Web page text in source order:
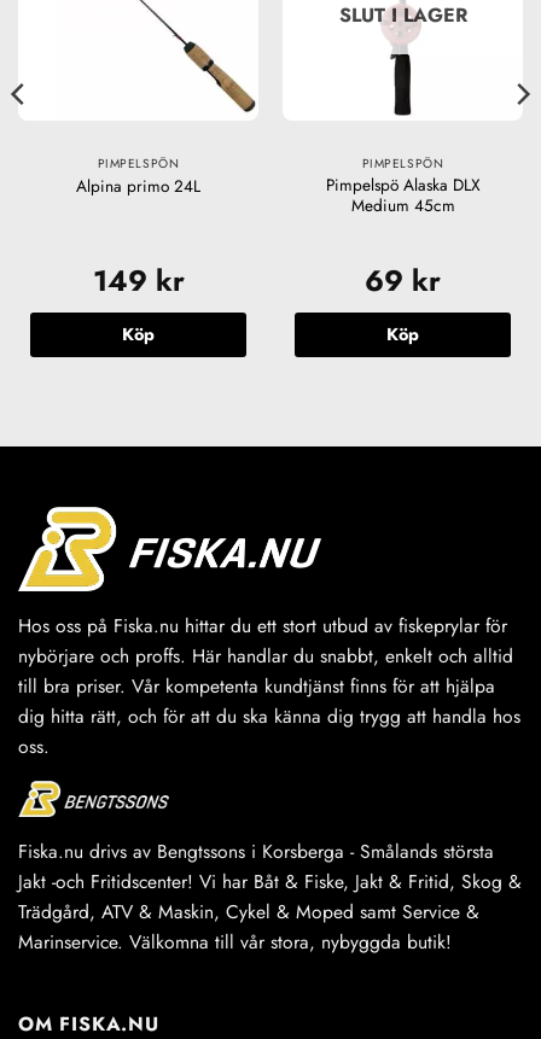
PIMPELSPÖN
Alpina primo 24L
149 kr
Köp
SLUT I LAGER
PIMPELSPÖN
Pimpelspö Alaska DLX
Medium 45cm
69 kr
Köp
Hos oss på Fiska.nu hittar du ett stort utbud av fiskeprylar för
nybörjare och proffs. Här handlar du snabbt, enkelt och alltid
till bra priser. Vår kompetenta kundtjänst finns för att hjälpa
dig hitta rätt, och för att du ska känna dig trygg att handla hos
oss.
Fiska.nu drivs av Bengtssons i Korsberga - Smålands största
Jakt -och Fritidscenter! Vi har Båt & Fiske, Jakt & Fritid, Skog &
Trädgård, ATV & Maskin, Cykel & Moped samt Service &
Marinservice. Välkomna till vår stora, nybyggda butik!
OM FISKA.NU